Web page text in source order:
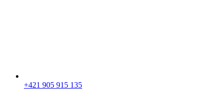
+421 905 915 135